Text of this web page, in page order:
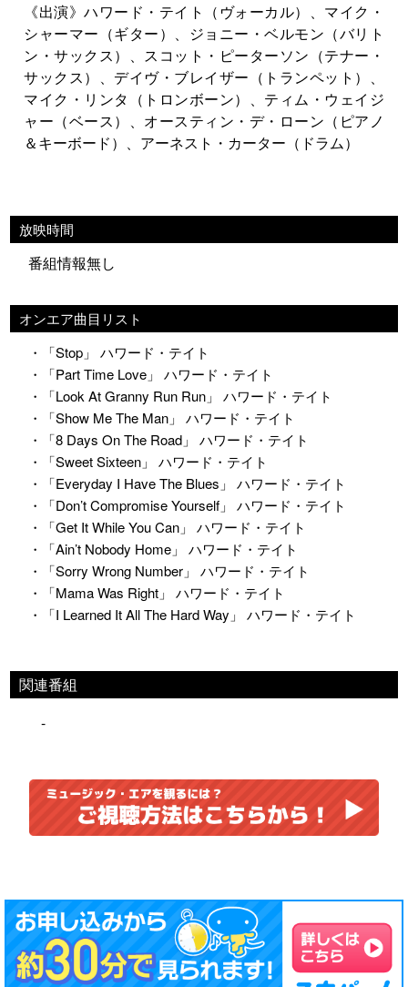
《出演》ハワード・テイト（ヴォーカル）、マイク・
シャーマー（ギター）、ジョニー・ベルモン（バリト
ン・サックス）、スコット・ピーターソン（テナー・
サックス）、デイヴ・ブレイザー（トランペット）、
マイク・リンタ（トロンボーン）、ティム・ウェイジ
ャー（ベース）、オースティン・デ・ローン（ピアノ
＆キーボード）、アーネスト・カーター（ドラム）
放映時間
番組情報無し
オンエア曲目リスト
・「Stop」 ハワード・テイト
・「Part Time Love」 ハワード・テイト
・「Look At Granny Run Run」 ハワード・テイト
・「Show Me The Man」 ハワード・テイト
・「8 Days On The Road」 ハワード・テイト
・「Sweet Sixteen」 ハワード・テイト
・「Everyday I Have The Blues」 ハワード・テイト
・「Don’t Compromise Yourself」 ハワード・テイト
・「Get It While You Can」 ハワード・テイト
・「Ain’t Nobody Home」 ハワード・テイト
・「Sorry Wrong Number」 ハワード・テイト
・「Mama Was Right」 ハワード・テイト
・「I Learned It All The Hard Way」 ハワード・テイト
関連番組
-